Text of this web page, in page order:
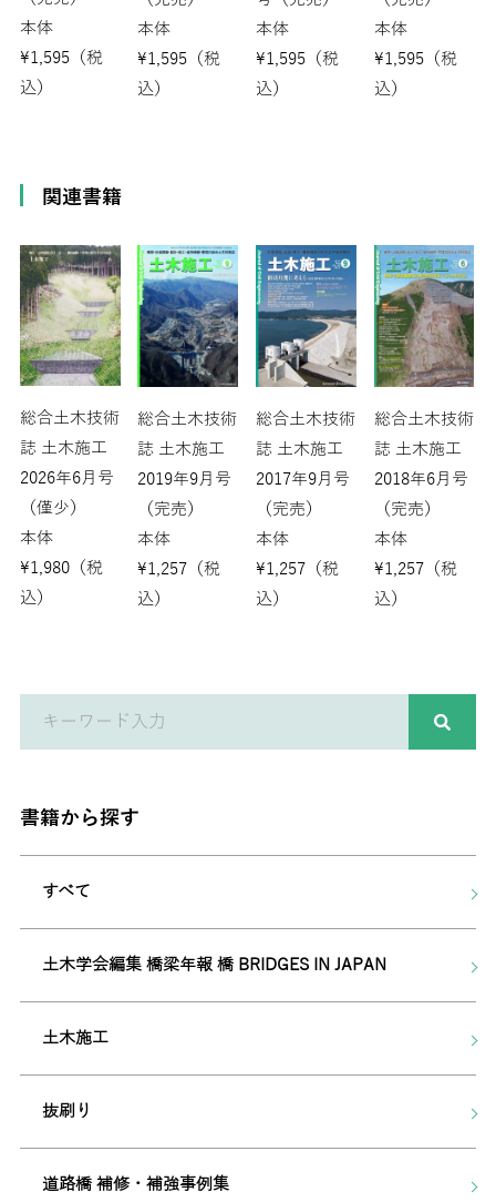
本体
¥1,595（税
込）
本体
¥1,595 （税
込）
本体
¥1,595（税
込）
本体
¥1,595（税
込）
関連書籍
総合土木技術
誌 土木施工
2026年6月号
（僅少）
本体
¥1,980（税
込）
総合土木技術
誌 土木施工
2019年9月号
（完売）
本体
¥1,257 （税
込）
総合土木技術
誌 土木施工
2017年9月号
（完売）
本体
¥1,257（税
込）
総合土木技術
誌 土木施工
2018年6月号
（完売）
本体
¥1,257（税
込）
書籍から探す
すべて
土木学会編集 橋梁年報 橋 BRIDGES IN JAPAN
土木施工
抜刷り
道路橋 補修・補強事例集